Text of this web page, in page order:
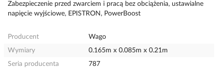
Zabezpieczenie przed zwarciem i pracą bez obciążenia, ustawialne
napięcie wyjściowe, EPISTRON, PowerBoost
Producent
Wago
Wymiary
0.165m x 0.085m x 0.21m
Seria producenta
787